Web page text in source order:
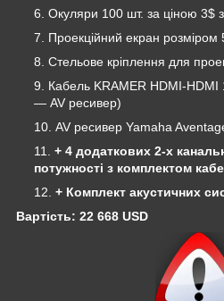
Окуляри 100 шт. за ціною 3$
Проекційний екран
Стельове кріплення для
Кабель KRAMER HDMI-
― AV ресивер)
AV ресивер Yamaha
+ 4 додаткових 2-х
потужності з комплектом
+ Комплект акустичних
Вартість: 22 668 USD